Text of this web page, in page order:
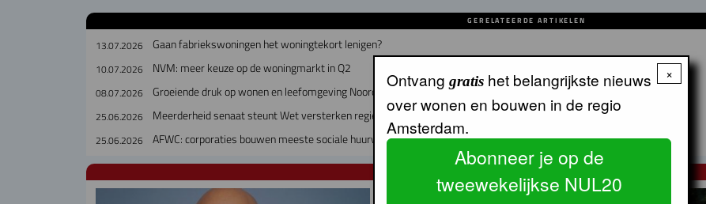
GERELATEERDE ARTIKELEN
13.07.2026 Gaan fabriekswoningen het woningtekort lenigen?
10.07.2026 NVM: meer keuze op de woningmarkt in Q2
08.07.2026 Groeiende druk op wonen en leefomgeving Noord-Holland
25.06.2026 Meerderheid senaat steunt Wet versterken regie op volkshuisvesting
25.06.2026 AFWC: corporaties bouwen meeste sociale huurwoningen in zestien jaar
NUL20 NIEUWS
×
Ontvang gratis het belangrijkste nieuws
over wonen en bouwen in de regio
Amsterdam.
Abonneer je op de
tweewekelijkse NUL20